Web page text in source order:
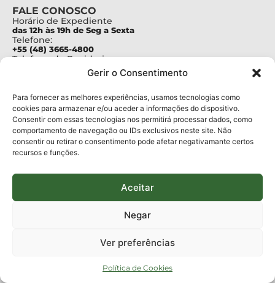
Gerir o Consentimento
Para fornecer as melhores experiências, usamos tecnologias como
cookies para armazenar e/ou aceder a informações do dispositivo.
Consentir com essas tecnologias nos permitirá processar dados, como
comportamento de navegação ou IDs exclusivos neste site. Não
consentir ou retirar o consentimento pode afetar negativamante certos
recursos e funções.
Aceitar
Negar
Ver preferências
Política de Cookies
FALE CONOSCO
Horário de Expediente
das 12h às 19h de Seg a Sexta
Telefone:
+55 (48) 3665-4800
Telefone da Ouvidoria
Para assuntos relacionados à Pesquisa
pesquisa@fapesc.sc.gov.br
Para assuntos relacionados à Inovação
inovacao@fapesc.sc.gov.br
Para assuntos relacionados à Bolsas
bolsas@fapesc.sc.gov.br
Para assuntos relacionados à Prestação de Contas
Para assuntos relacionados à Plataforma
plataforma@fapesc.sc.gov.br
Jair Artur da Silva dpo@fapesc.sc.gov.br 3665-4831
km 01, Módulo 12A, Edifício Fapesc / Celta, 5° andar